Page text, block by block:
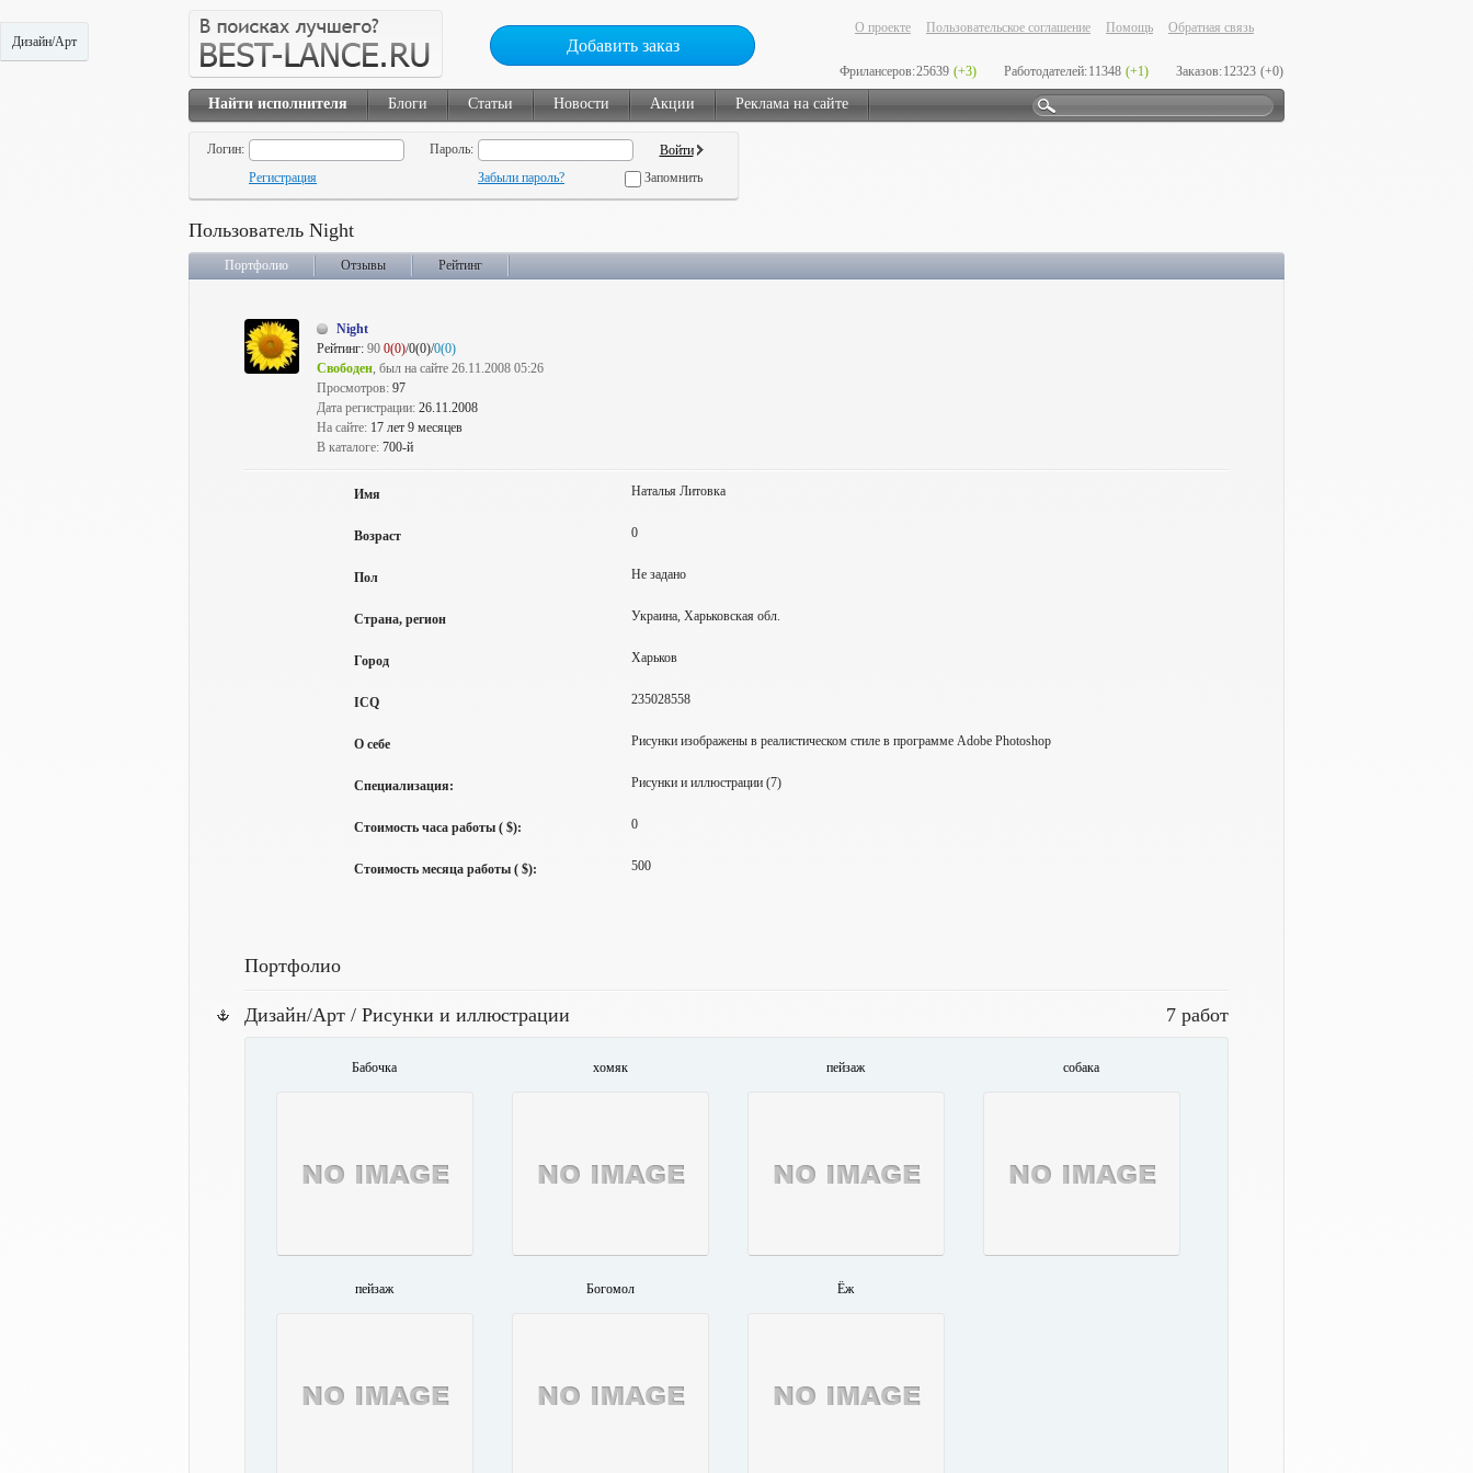
Добавить заказ
О проекте Пользовательское соглашение Помощь Обратная связь
Фрилансеров:25639 (+3) Работодателей:11348 (+1) Заказов:12323 (+0)
Найти исполнителя Блоги Статьи Новости Акции Реклама на сайте
Логин:
Пароль:
Регистрация
Забыли пароль? Запомнить
Пользователь Night
Портфолио Отзывы Рейтинг
Night
Рейтинг: 90 0(0)/0(0)/0(0)
Свободен, был на сайте 26.11.2008 05:26
Просмотров: 97
Дата регистрации: 26.11.2008
На сайте: 17 лет 9 месяцев
В каталоге: 700-й
Дизайн/Арт
Имя Наталья Литовка
Возраст 0
Пол Не задано
Страна, регион Украина, Харьковская обл.
Город Харьков
ICQ 235028558
О себе Рисунки изображены в реалистическом стиле в программе Adobe Photoshop
Специализация: Рисунки и иллюстрации (7)
Стоимость часа работы ( $): 0
Стоимость месяца работы ( $): 500
Портфолио
Дизайн/Арт / Рисунки и иллюстрации 7 работ
Бабочка хомяк пейзаж собака
пейзаж Богомол Ёж